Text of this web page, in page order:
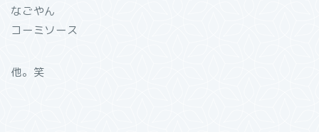
なごやん
コーミソース
他。笑